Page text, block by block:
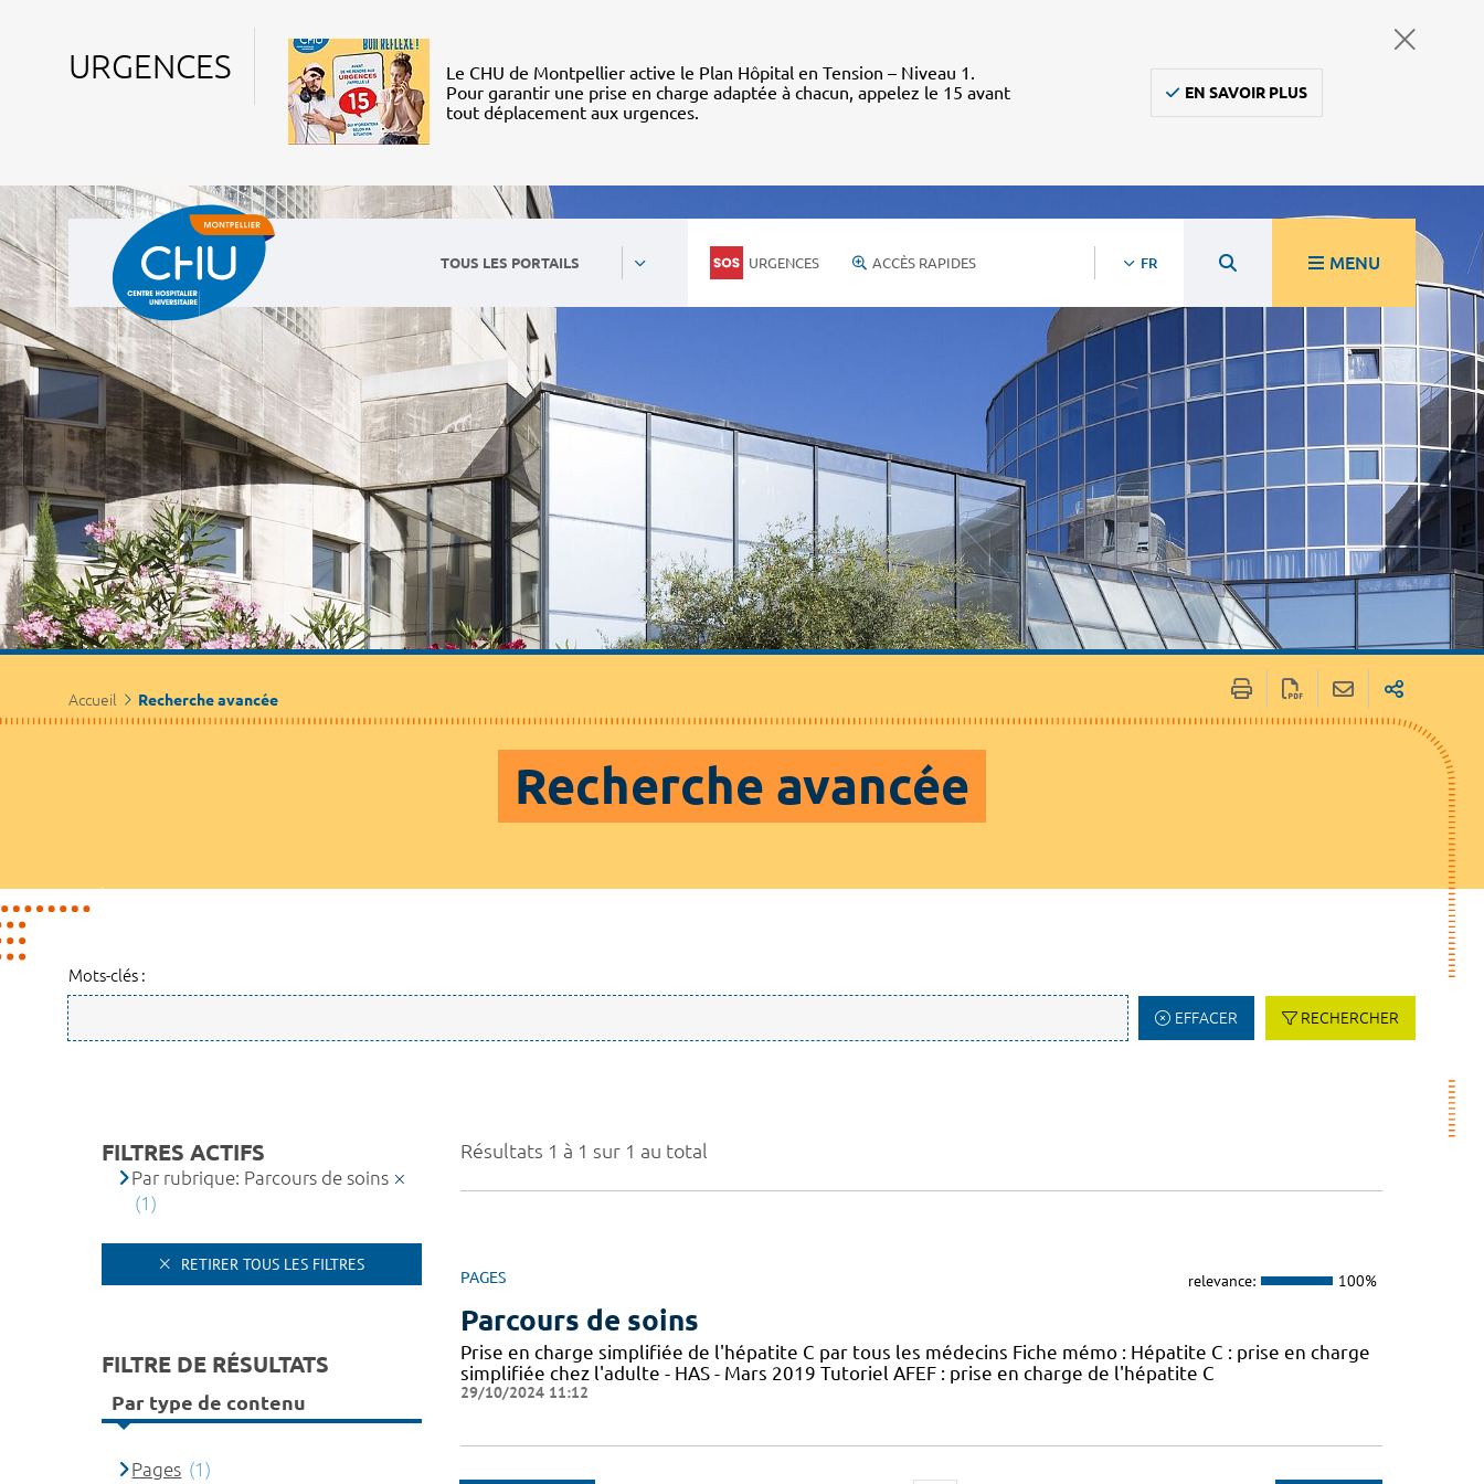
URGENCES
Le CHU de Montpellier active le Plan Hôpital en Tension – Niveau 1.
Pour garantir une prise en charge adaptée à chacun, appelez le 15 avant
tout déplacement aux urgences.
EN SAVOIR PLUS
TOUS LES PORTAILS URGENCES ACCÈS RAPIDES FR MENU
Accueil Recherche avancée
Recherche avancée
Mots-clés :
EFFACER RECHERCHER
Résultats 1 à 1 sur 1 au total
PAGES relevance: 100%
Parcours de soins
Prise en charge simplifiée de l'hépatite C par tous les médecins Fiche mémo : Hépatite C : prise en charge
simplifiée chez l'adulte - HAS - Mars 2019 Tutoriel AFEF : prise en charge de l'hépatite C
29/10/2024 11:12
FILTRES ACTIFS
Par rubrique: Parcours de soins
(1)
RETIRER TOUS LES FILTRES
FILTRE DE RÉSULTATS
Par type de contenu
Pages (1)